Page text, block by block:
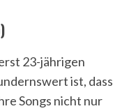
23-jährigen
ist, dass
Songs nicht nur